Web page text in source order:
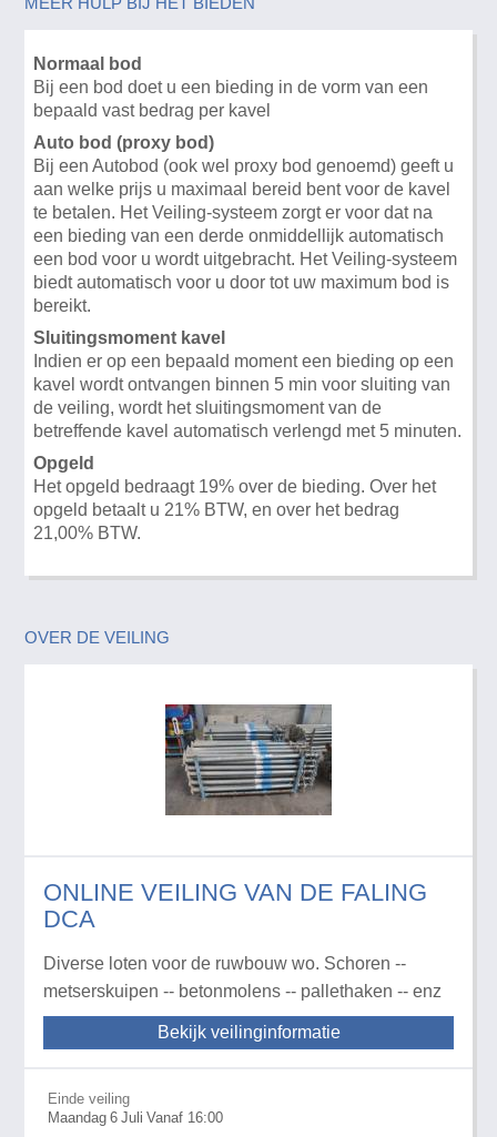
Normaal bod
Bij een bod doet u een bieding in de vorm van een
bepaald vast bedrag per kavel
Auto bod (proxy bod)
Bij een Autobod (ook wel proxy bod genoemd) geeft u
aan welke prijs u maximaal bereid bent voor de kavel
te betalen. Het Veiling-systeem zorgt er voor dat na
een bieding van een derde onmiddellijk automatisch
een bod voor u wordt uitgebracht. Het Veiling-systeem
biedt automatisch voor u door tot uw maximum bod is
bereikt.
Sluitingsmoment kavel
Indien er op een bepaald moment een bieding op een
kavel wordt ontvangen binnen 5 min voor sluiting van
de veiling, wordt het sluitingsmoment van de
betreffende kavel automatisch verlengd met 5 minuten.
Opgeld
Het opgeld bedraagt 19% over de bieding. Over het
opgeld betaalt u 21% BTW, en over het bedrag
21,00% BTW.
OVER DE VEILING
ONLINE VEILING VAN DE FALING
DCA
Diverse loten voor de ruwbouw wo. Schoren --
metserskuipen -- betonmolens -- pallethaken -- enz
Bekijk veilinginformatie
Einde veiling
Maandag 6 Juli Vanaf 16:00